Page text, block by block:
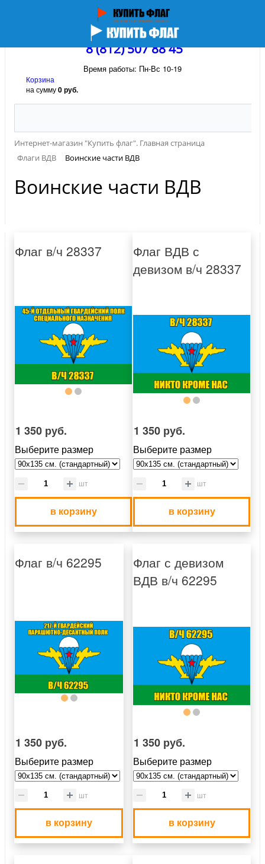
8 (812) 507 88 45
Время работы: Пн-Вс 10-19
Корзина
на сумму0 руб.
Интернет-магазин "Купить флаг". Главная страница
Флаги ВДВ
Воинские части ВДВ
Воинские части ВДВ
Флаг в/ч 28337
1 350 руб.
Выберите размер
шт
в корзину
Флаг ВДВ с
девизом в/ч 28337
1 350 руб.
Выберите размер
шт
в корзину
Флаг в/ч 62295
1 350 руб.
Выберите размер
шт
в корзину
Флаг с девизом
ВДВ в/ч 62295
1 350 руб.
Выберите размер
шт
в корзину